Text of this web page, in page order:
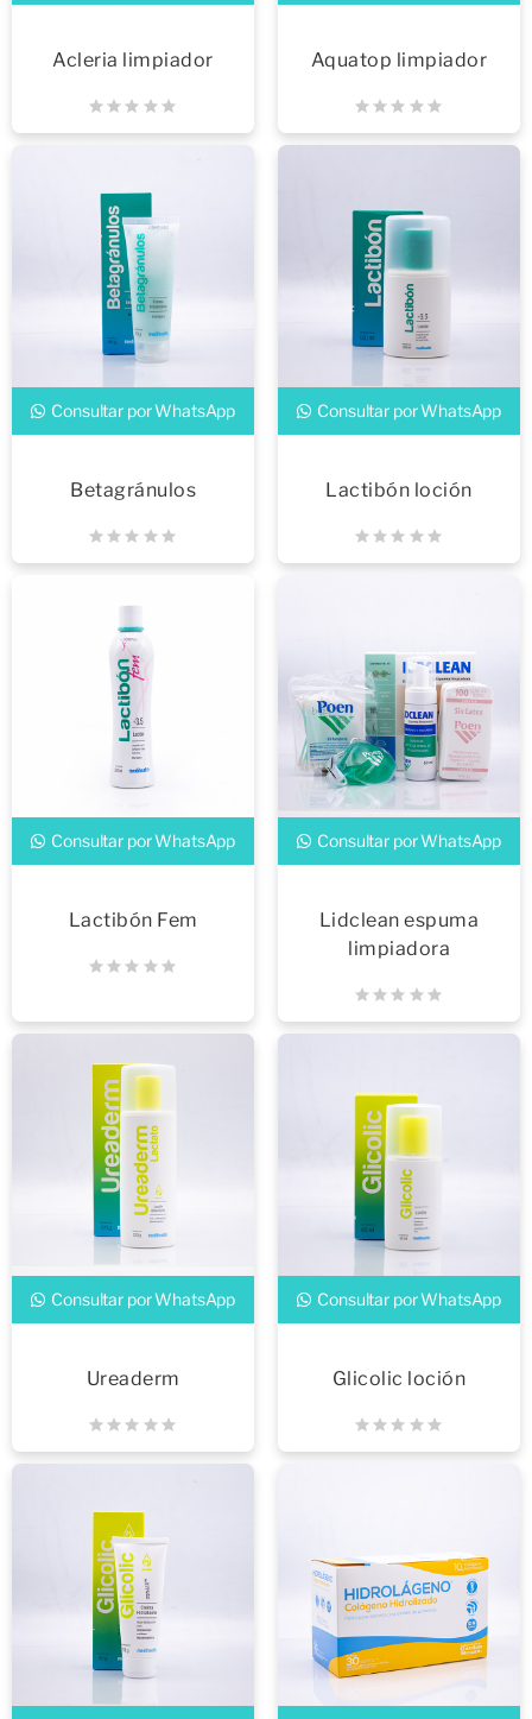
Acleria limpiador Aquatop limpiador
Consultar por WhatsApp
Betagránulos
Consultar por WhatsApp
Lactibón loción
Consultar por WhatsApp
Lactibón Fem
Consultar por WhatsApp
Lidclean espuma
limpiadora
Consultar por WhatsApp
Ureaderm
Consultar por WhatsApp
Glicolic loción